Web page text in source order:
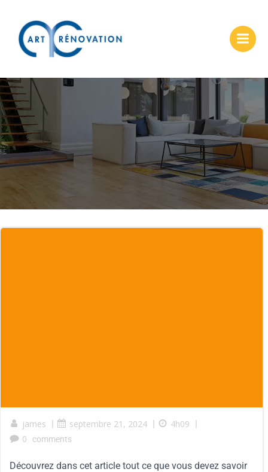
james | septembre 21, 2024 | 4h09 |
0
comments
Découvrez dans cet article tout ce que vous devez savoir